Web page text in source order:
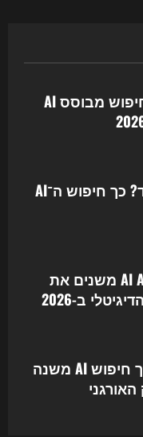
המהפכה השקטה ב-SEO: איך חיפוש מבוסס AI
האם ה־SEO של 2026 עדיין עובד? כך חיפוש ה־AI
המהפכה שכבר כאן: איך AI Agents משנים את
המהפכה השקטה של 2026: איך חיפוש AI משנה